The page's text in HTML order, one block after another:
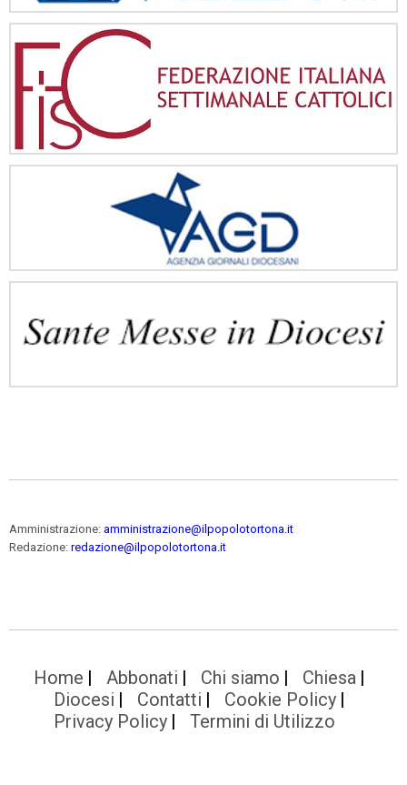
Amministrazione: amministrazione@ilpopolotortona.it
Redazione: redazione@ilpopolotortona.it
Home Abbonati Chi siamo
Chiesa
Diocesi
Contatti
Cookie Policy
Privacy Policy
Termini di Utilizzo